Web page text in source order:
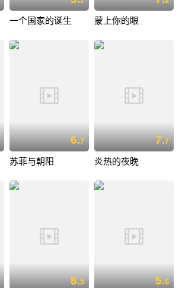
一个国家的诞生 蒙上你的眼
6.7
苏菲与朝阳
7.7
炎热的夜晚
8.5 5.6